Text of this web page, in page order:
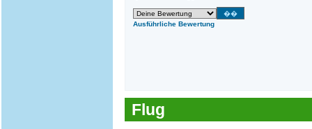
Ausführliche Bewertung
Flug